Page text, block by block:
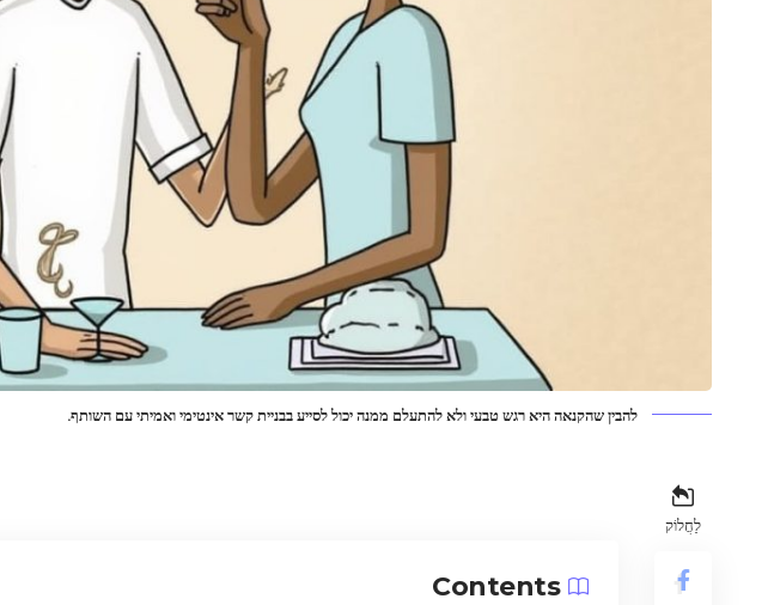
להבין שהקנאה היא רגש טבעי ולא להתעלם ממנה יכול לסייע בבניית קשר אינטימי ואמיתי עם השותף.
לַחֲלוֹק
Contents